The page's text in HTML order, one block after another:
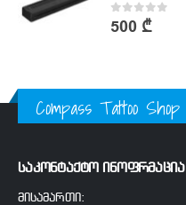
0out of 5
500 ₾
Compass Tattoo Shop
საკონტაქტო ინოფრმაცია
მისამართი: